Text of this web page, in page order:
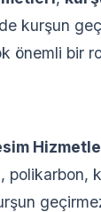
kurşun
önemli bir
polikarbon,